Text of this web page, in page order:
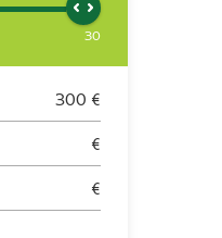
30
300 €
€
€